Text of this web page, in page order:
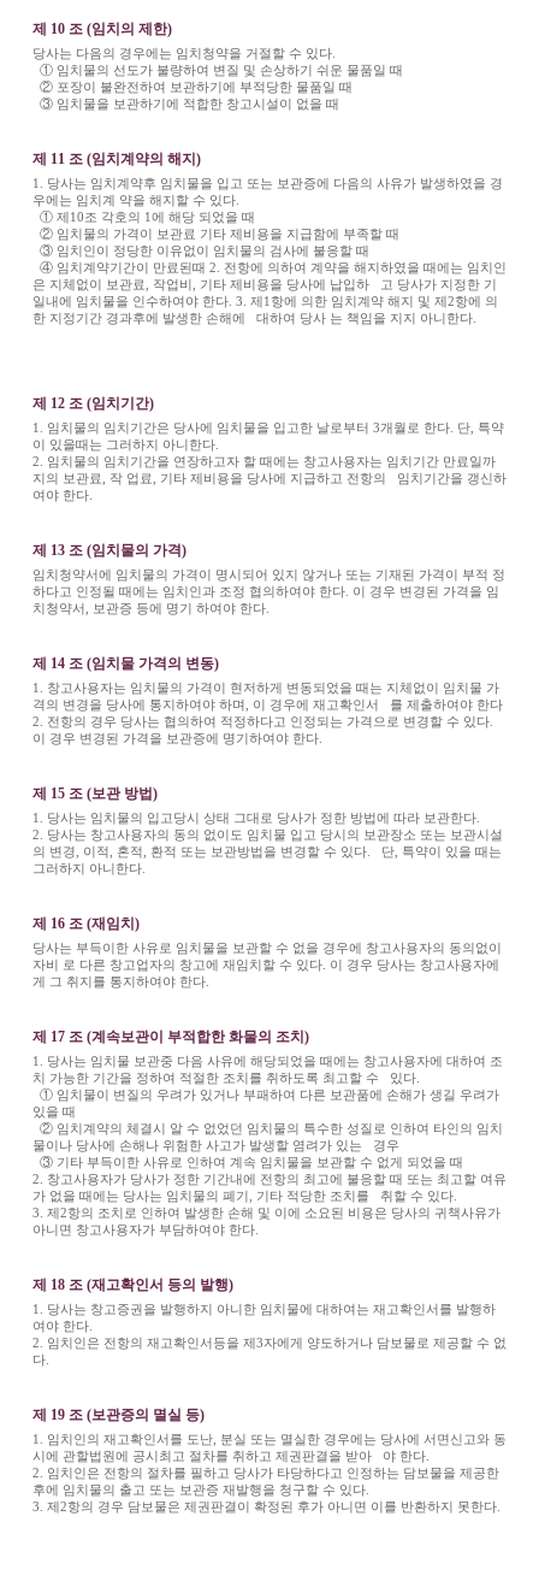
제 10 조 (임치의 제한)
당사는 다음의 경우에는 임치청약을 거절할 수 있다.
① 임치물의 선도가 불량하여 변질 및 손상하기 쉬운 물품일 때
② 포장이 불완전하여 보관하기에 부적당한 물품일 때
③ 임치물을 보관하기에 적합한 창고시설이 없을 때
제 11 조 (임치계약의 해지)
1. 당사는 임치계약후 임치물을 입고 또는 보관증에 다음의 사유가 발생하였을 경
우에는 임치계 약을 해지할 수 있다.
① 제10조 각호의 1에 해당 되었을 때
② 임치물의 가격이 보관료 기타 제비용을 지급함에 부족할 때
③ 임치인이 정당한 이유없이 임치물의 검사에 불응할 때
④ 임치계약기간이 만료된때 2. 전항에 의하여 계약을 해지하였을 때에는 임치인
은 지체없이 보관료, 작업비, 기타 제비용을 당사에 납입하 고 당사가 지정한 기
일내에 임치물을 인수하여야 한다. 3. 제1항에 의한 임치계약 해지 및 제2항에 의
한 지정기간 경과후에 발생한 손해에 대하여 당사 는 책임을 지지 아니한다.
제 12 조 (임치기간)
1. 임치물의 임치기간은 당사에 임치물을 입고한 날로부터 3개월로 한다. 단, 특약
이 있을때는 그러하지 아니한다.
2. 임치물의 임치기간을 연장하고자 할 때에는 창고사용자는 임치기간 만료일까
지의 보관료, 작 업료, 기타 제비용을 당사에 지급하고 전항의 임치기간을 갱신하
여야 한다.
제 13 조 (임치물의 가격)
임치청약서에 임치물의 가격이 명시되어 있지 않거나 또는 기재된 가격이 부적 정
하다고 인정될 때에는 임치인과 조정 협의하여야 한다. 이 경우 변경된 가격을 임
치청약서, 보관증 등에 명기 하여야 한다.
제 14 조 (임치물 가격의 변동)
1. 창고사용자는 임치물의 가격이 현저하게 변동되었을 때는 지체없이 임치물 가
격의 변경을 당사에 통지하여야 하며, 이 경우에 재고확인서 를 제출하여야 한다
2. 전항의 경우 당사는 협의하여 적정하다고 인정되는 가격으로 변경할 수 있다.
이 경우 변경된 가격을 보관증에 명기하여야 한다.
제 15 조 (보관 방법)
1. 당사는 임치물의 입고당시 상태 그대로 당사가 정한 방법에 따라 보관한다.
2. 당사는 창고사용자의 동의 없이도 임치물 입고 당시의 보관장소 또는 보관시설
의 변경, 이적, 혼적, 환적 또는 보관방법을 변경할 수 있다. 단, 특약이 있을 때는
그러하지 아니한다.
제 16 조 (재임치)
당사는 부득이한 사유로 임치물을 보관할 수 없을 경우에 창고사용자의 동의없이
자비 로 다른 창고업자의 창고에 재임치할 수 있다. 이 경우 당사는 창고사용자에
게 그 취지를 통지하여야 한다.
제 17 조 (계속보관이 부적합한 화물의 조치)
1. 당사는 임치물 보관중 다음 사유에 해당되었을 때에는 창고사용자에 대하여 조
치 가능한 기간을 정하여 적절한 조치를 취하도록 최고할 수 있다.
① 임치물이 변질의 우려가 있거나 부패하여 다른 보관품에 손해가 생길 우려가
있을 때
② 임치계약의 체결시 알 수 없었던 임치물의 특수한 성질로 인하여 타인의 임치
물이나 당사에 손해나 위험한 사고가 발생할 염려가 있는 경우
③ 기타 부득이한 사유로 인하여 계속 임치물을 보관할 수 없게 되었을 때
2. 창고사용자가 당사가 정한 기간내에 전항의 최고에 불응할 때 또는 최고할 여유
가 없을 때에는 당사는 임치물의 폐기, 기타 적당한 조치를 취할 수 있다.
3. 제2항의 조치로 인하여 발생한 손해 및 이에 소요된 비용은 당사의 귀책사유가
아니면 창고사용자가 부담하여야 한다.
제 18 조 (재고확인서 등의 발행)
1. 당사는 창고증권을 발행하지 아니한 임치물에 대하여는 재고확인서를 발행하
여야 한다.
2. 임치인은 전항의 재고확인서등을 제3자에게 양도하거나 담보물로 제공할 수 없
다.
제 19 조 (보관증의 멸실 등)
1. 임치인의 재고확인서를 도난, 분실 또는 멸실한 경우에는 당사에 서면신고와 동
시에 관할법원에 공시최고 절차를 취하고 제권판결을 받아 야 한다.
2. 임치인은 전항의 절차를 필하고 당사가 타당하다고 인정하는 담보물을 제공한
후에 임치물의 출고 또는 보관증 재발행을 청구할 수 있다.
3. 제2항의 경우 담보물은 제권판결이 확정된 후가 아니면 이를 반환하지 못한다.